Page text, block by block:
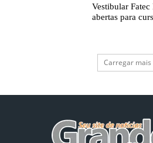
Vestibular
abertas para
Carregar mais